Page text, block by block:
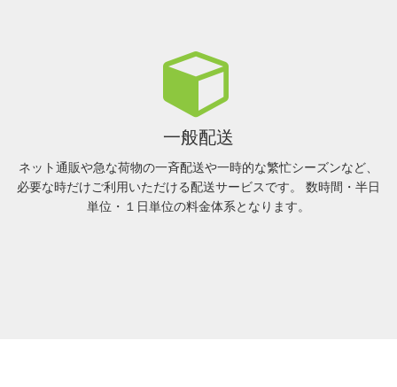
一般配送
ネット通販や急な荷物の一斉配送や一時的な繁忙シーズンなど、
必要な時だけご利用いただける配送サービスです。 数時間・半日
単位・１日単位の料金体系となります。